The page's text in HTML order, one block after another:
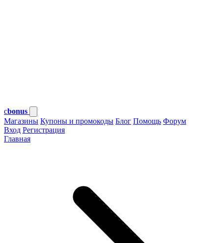
cbonus
Магазины Купоны и промокоды Блог Помощь Форум
Вход Регистрация
Главная